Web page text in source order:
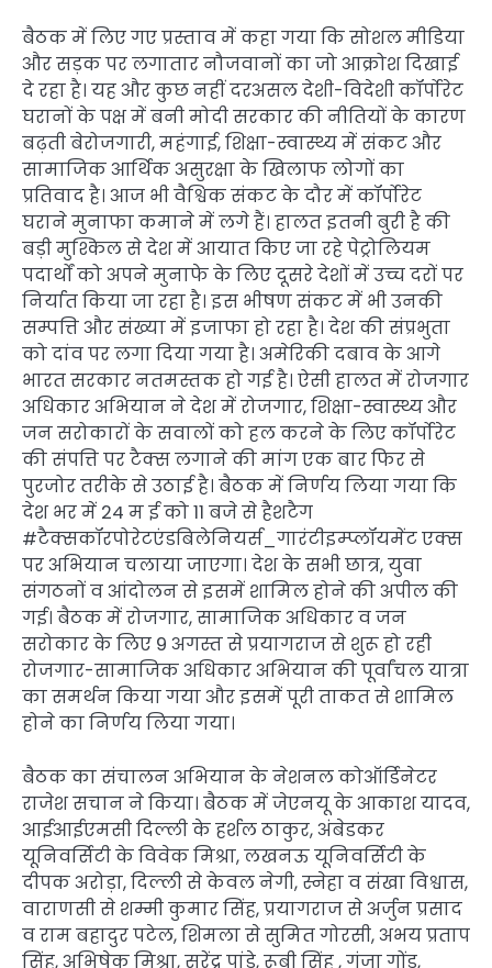
बैठक में लिए गए प्रस्ताव में कहा गया कि सोशल मीडिया
और सड़क पर लगातार नौजवानों का जो आक्रोश दिखाई
दे रहा है। यह और कुछ नहीं दरअसल देशी-विदेशी कॉर्पोरेट
घरानों के पक्ष में बनी मोदी सरकार की नीतियों के कारण
बढ़ती बेरोजगारी, महंगाई, शिक्षा-स्वास्थ्य में संकट और
सामाजिक आर्थिक असुरक्षा के खिलाफ लोगों का
प्रतिवाद है। आज भी वैश्विक संकट के दौर में कॉर्पोरेट
घराने मुनाफा कमाने में लगे हैं। हालत इतनी बुरी है की
बड़ी मुश्किल से देश में आयात किए जा रहे पेट्रोलियम
पदार्थों को अपने मुनाफे के लिए दूसरे देशों में उच्च दरों पर
निर्यात किया जा रहा है। इस भीषण संकट में भी उनकी
सम्पत्ति और संख्या में इजाफा हो रहा है। देश की संप्रभुता
को दांव पर लगा दिया गया है। अमेरिकी दबाव के आगे
भारत सरकार नतमस्तक हो गई है। ऐसी हालत में रोजगार
अधिकार अभियान ने देश में रोजगार, शिक्षा-स्वास्थ्य और
जन सरोकारों के सवालों को हल करने के लिए कॉर्पोरेट
की संपत्ति पर टैक्स लगाने की मांग एक बार फिर से
पुरजोर तरीके से उठाई है। बैठक में निर्णय लिया गया कि
देश भर में 24 म ई को 11 बजे से हैशटैग
#टैक्सकॉरपोरेटएंडबिलेनियर्स_गारंटीइम्प्लॉयमेंट एक्स
पर अभियान चलाया जाएगा। देश के सभी छात्र, युवा
संगठनों व आंदोलन से इसमें शामिल होने की अपील की
गई। बैठक में रोजगार, सामाजिक अधिकार व जन
सरोकार के लिए 9 अगस्त से प्रयागराज से शुरू हो रही
रोजगार-सामाजिक अधिकार अभियान की पूर्वांचल यात्रा
का समर्थन किया गया और इसमें पूरी ताकत से शामिल
होने का निर्णय लिया गया।
बैठक का संचालन अभियान के नेशनल कोऑर्डिनेटर
राजेश सचान ने किया। बैठक में जेएनयू के आकाश यादव,
आईआईएमसी दिल्ली के हर्शल ठाकुर, अंबेडकर
यूनिवर्सिटी के विवेक मिश्रा, लखनऊ यूनिवर्सिटी के
दीपक अरोड़ा, दिल्ली से केवल नेगी, स्नेहा व संखा विश्वास,
वाराणसी से शम्मी कुमार सिंह, प्रयागराज से अर्जुन प्रसाद
व राम बहादुर पटेल, शिमला से सुमित गोरसी, अभय प्रताप
सिंह, अभिषेक मिश्रा, सुरेंद्र पांडे, रूबी सिंह , गुंजा गोंड,